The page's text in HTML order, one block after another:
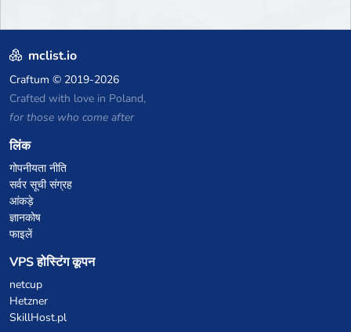
mclist.io
Craftum © 2019-2026
Crafted with love in Poland,
for those who come after
लिंक
गोपनीयता नीति
सर्वर सूची संग्रह
आंकड़े
ज्ञानकोष
फाइलें
VPS होस्टिंग कूपन
netcup
Hetzner
SkillHost.pl